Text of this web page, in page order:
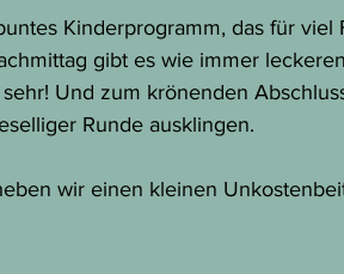
Kinderprogramm, das für viel
gibt es wie immer
Und zum krönenden
Runde ausklingen.
wir einen kleinen